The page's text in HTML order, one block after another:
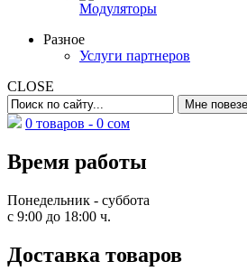
Модуляторы
Разное
Услуги партнеров
CLOSE
0 товаров - 0 сом
Время работы
Понедельник - суббота
с 9:00 до 18:00 ч.
Доставка товаров